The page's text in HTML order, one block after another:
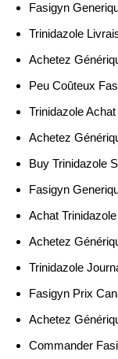
Fasigyn
Trinidazole
Achetez
Peu Coûteux
Trinidazole
Achetez
Buy Trinidazole
Fasigyn
Achat
Achetez
Trinidazole
Fasigyn Prix
Achetez
Commander